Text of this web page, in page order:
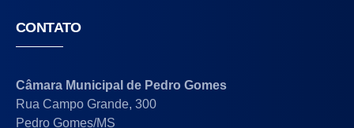
CONTATO
Câmara Municipal de Pedro Gomes
Rua Campo Grande, 300
Pedro Gomes/MS